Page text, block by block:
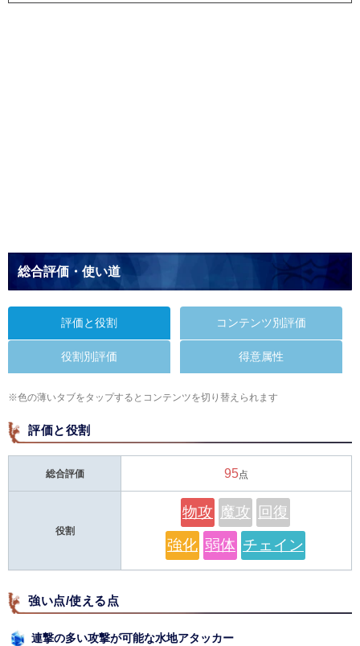
総合評価・使い道
評価と役割 コンテンツ別評価
役割別評価 得意属性
※色の薄いタブをタップするとコンテンツを切り替えられます
評価と役割
総合評価 95点
役割
物攻 魔攻
回復
強化 弱体 チェイン
強い点/使える点
連撃の多い攻撃が可能な水地アタッカー